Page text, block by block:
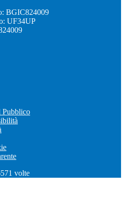
BGIC824009
UF34UP
volte